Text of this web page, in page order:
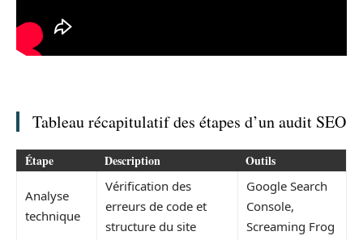
Tableau récapitulatif des étapes d’un audit SEO
Étape Description Outils
Analyse
technique
Vérification des
erreurs de code et
structure du site
Google Search
Console,
Screaming Frog